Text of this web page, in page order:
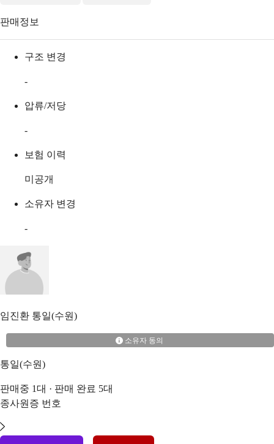
판매정보
구조 변경
-
압류/저당
-
보험 이력
미공개
소유자 변경
-
임진환 통일(수원)
소유자 동의
통일(수원)
판매중 1대 · 판매 완료 5대
종사원증 번호